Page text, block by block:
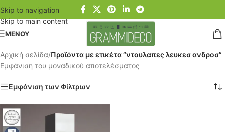
Skip to navigation
Skip to main content
ΜΕΝΟΥ
Αρχική σελίδα/Προϊόντα με ετικέτα “ντουλαπες λευκεσ ανδροσ”
Εμφάνιση του μοναδικού αποτελέσματος
Εμφάνιση των Φίλτρων